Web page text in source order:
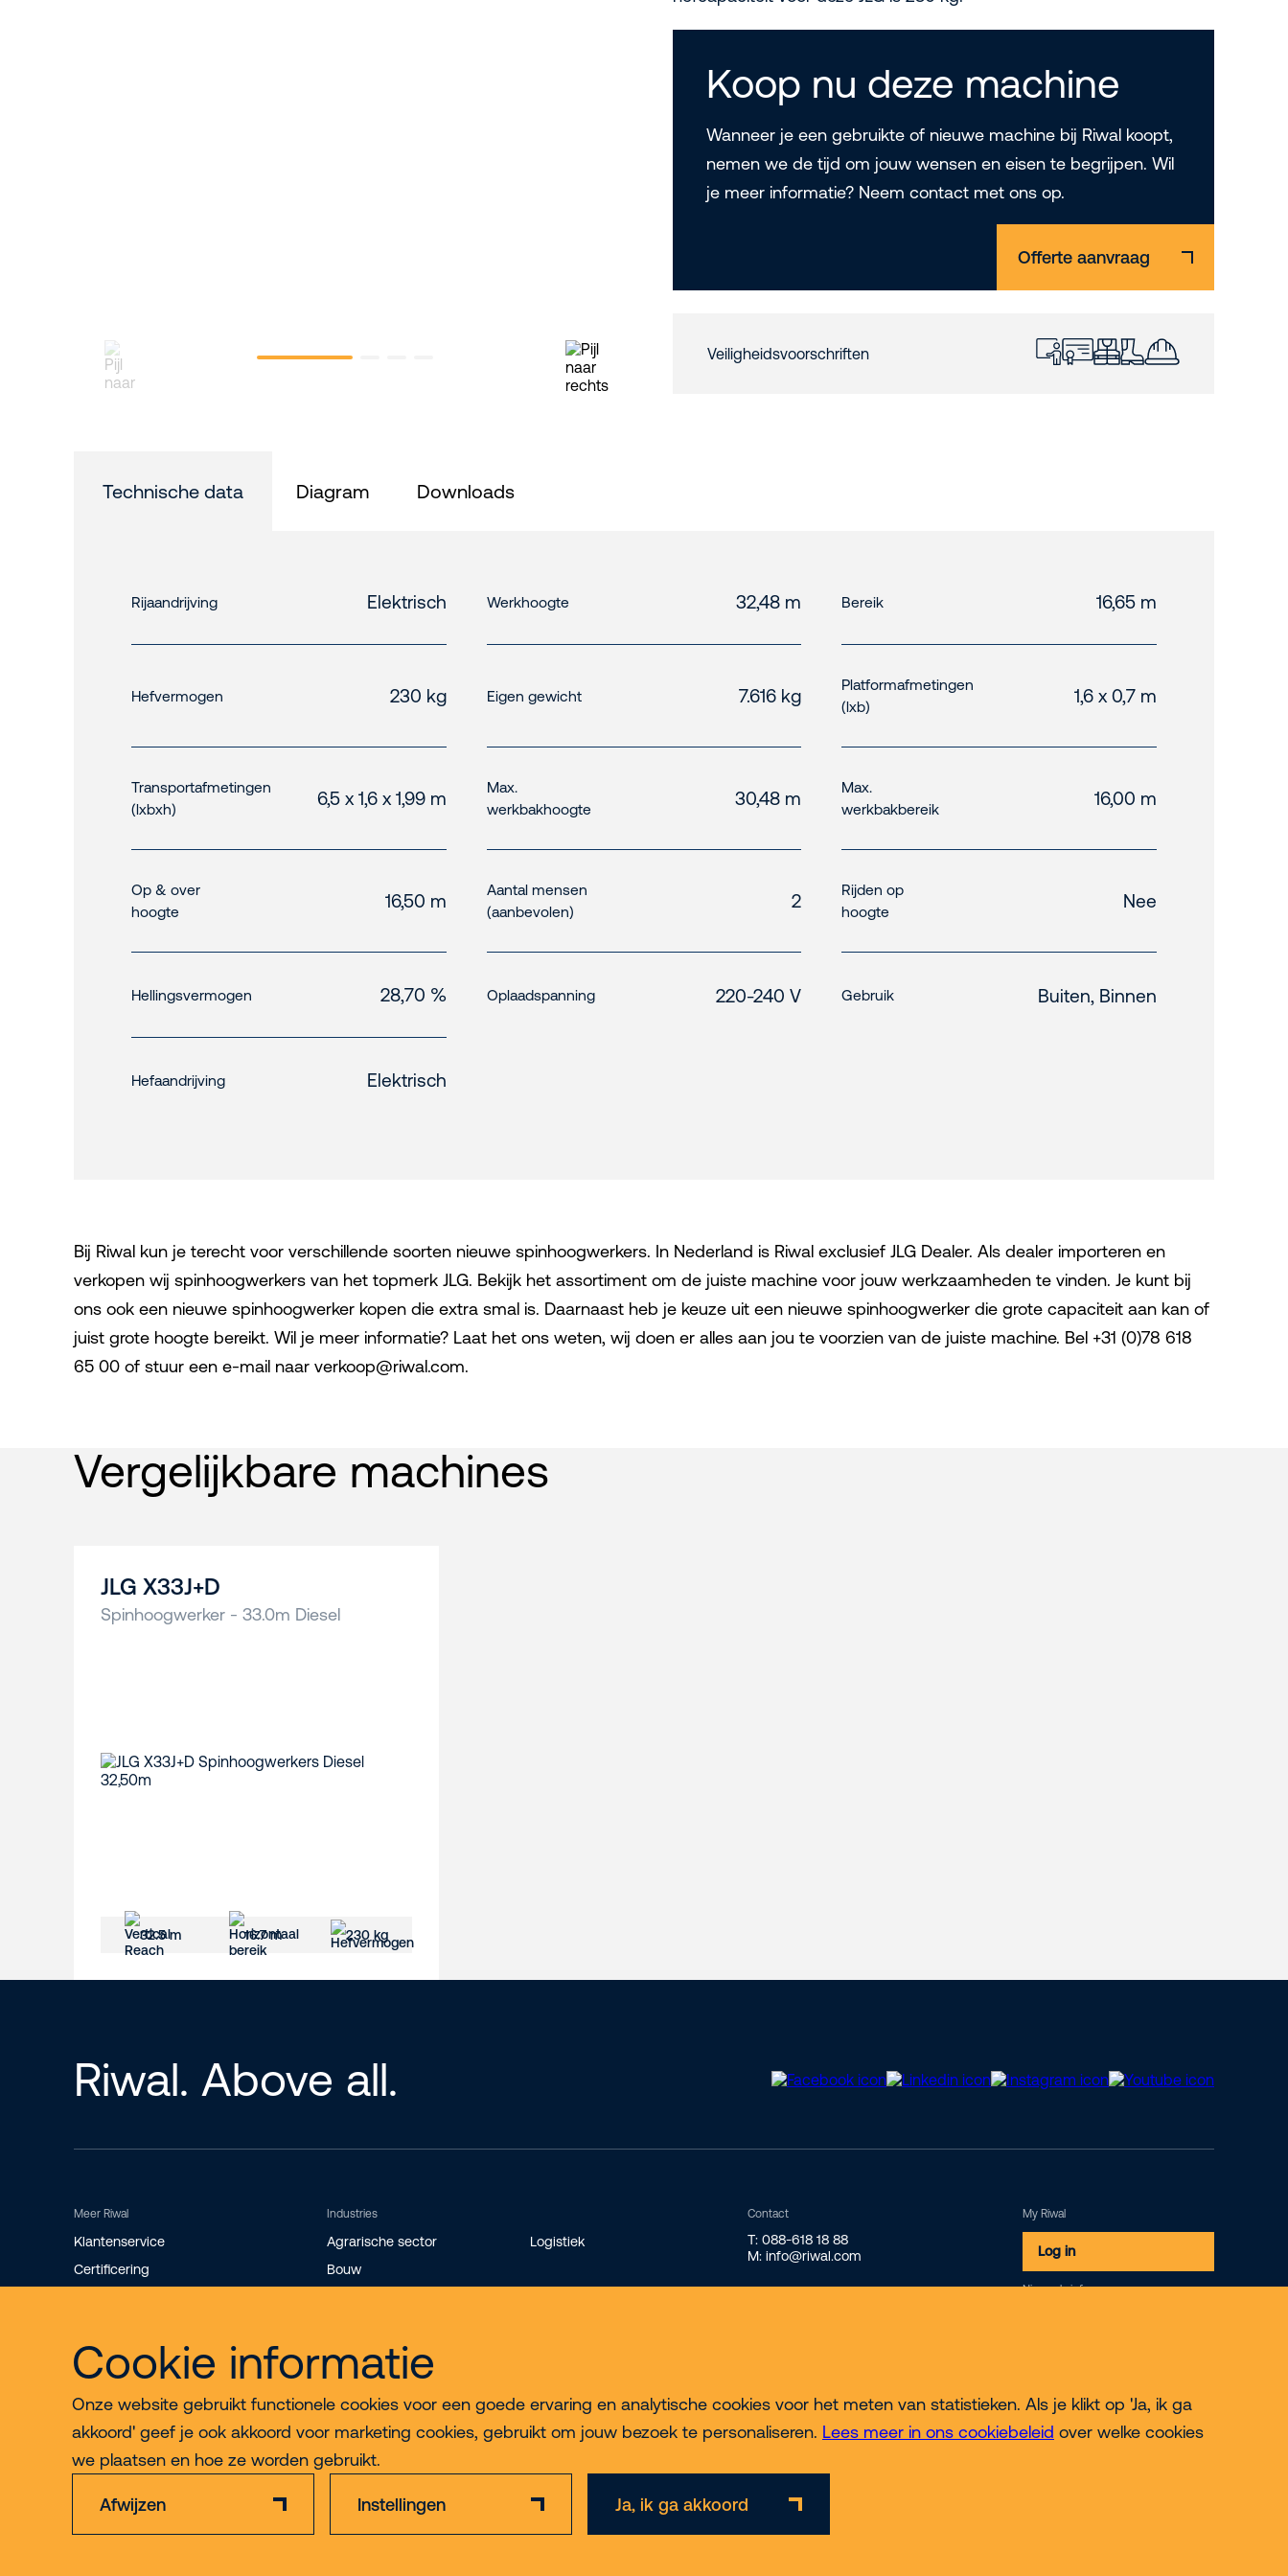
Cookie informatie
Onze website gebruikt functionele cookies voor een goede ervaring en analytische cookies voor het meten van statistieken. Als je klikt op 'Ja, ik ga
akkoord' geef je ook akkoord voor marketing cookies, gebruikt om jouw bezoek te personaliseren. Lees meer in ons cookiebeleid over welke cookies
we plaatsen en hoe ze worden gebruikt.
Afwijzen Instellingen Ja, ik ga akkoord
Koop nu deze machine
Wanneer je een gebruikte of nieuwe machine bij Riwal koopt,
nemen we de tijd om jouw wensen en eisen te begrijpen. Wil
je meer informatie? Neem contact met ons op.
Offerte aanvraag
Veiligheidsvoorschriften
Technische data Diagram Downloads
Rijaandrijving Elektrisch Werkhoogte 32,48 m Bereik 16,65 m
Hefvermogen 230 kg Eigen gewicht 7.616 kg
Platformafmetingen
(lxb)
1,6 x 0,7 m
Transportafmetingen
(lxbxh)
6,5 x 1,6 x 1,99 m
Max.
werkbakhoogte
30,48 m
Max.
werkbakbereik
16,00 m
Op & over
hoogte
16,50 m
Aantal mensen
(aanbevolen)
2
Rijden op
hoogte
Nee
Hellingsvermogen 28,70 % Oplaadspanning 220-240 V Gebruik Buiten, Binnen
Hefaandrijving Elektrisch
Bij Riwal kun je terecht voor verschillende soorten nieuwe spinhoogwerkers. In Nederland is Riwal exclusief JLG Dealer. Als dealer importeren en
verkopen wij spinhoogwerkers van het topmerk JLG. Bekijk het assortiment om de juiste machine voor jouw werkzaamheden te vinden. Je kunt bij
ons ook een nieuwe spinhoogwerker kopen die extra smal is. Daarnaast heb je keuze uit een nieuwe spinhoogwerker die grote capaciteit aan kan of
juist grote hoogte bereikt. Wil je meer informatie? Laat het ons weten, wij doen er alles aan jou te voorzien van de juiste machine. Bel +31 (0)78 618
65 00 of stuur een e-mail naar verkoop@riwal.com.
Vergelijkbare machines
JLG X33J+D
Spinhoogwerker - 33.0m Diesel
32.5 m 16.7 m 230 kg
Riwal. Above all.
Meer Riwal
Klantenservice
Certificering
Over Riwal
Industries
Agrarische sector
Bouw
Installatietechniek
Logistiek
Contact
T: 088-618 18 88
M: info@riwal.com
My Riwal
Log in
Nieuwsbrief
Privacy & Cookie PolicyDisclaimerAlgemene voorwaarden